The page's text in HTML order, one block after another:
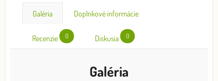
Galéria Doplnkové informácie
Recenzie 0 Diskusia 0
Galéria